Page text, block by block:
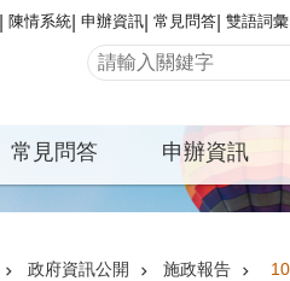
陳情系統 申辦資訊 常見問答 雙語詞彙
常見問答 申辦資訊
政府資訊公開 施政報告